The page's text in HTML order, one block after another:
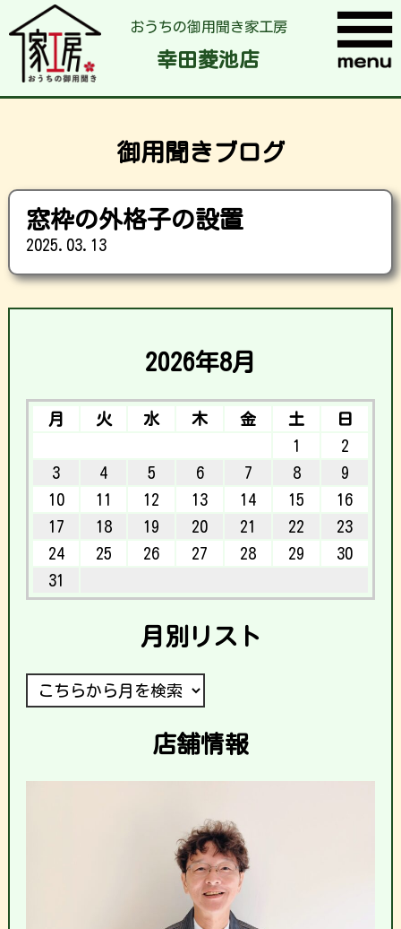
おうちの御用聞き家工房
幸田菱池店
御用聞きブログ
窓枠の外格子の設置
2025.03.13
2026年8月
月 火 水 木 金 土
日
1
2
3
4 5 6 7 8
9
10
11 12 13 14 15
16
17
18 19 20 21 22
23
24
25 26 27 28 29
30
31
月別リスト
店舗情報